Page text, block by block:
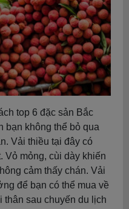
top 6 đặc sản Bắc
bạn không thể bỏ qua
Vải thiều tại đây có
Vỏ mỏng, cùi dày khiến
cảm thấy chán. Vải
để bạn có thể mua về
thân sau chuyến du lịch